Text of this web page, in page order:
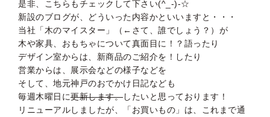
是非、こちらもチェックして下さい(^_-)-☆
新設のブログが、どういった内容かといいますと・・・
当社「木のマイスター」（←さて、誰でしょう？）が
木や家具、おもちゃについて真面目に！？語ったり
デザイン室からは、新商品のご紹介を！したり
営業からは、展示会などの様子などを
そして、地元神戸のおでかけ日記なども
毎週木曜日に更新します。したいと思っております！
リニューアルしましたが、「お買いもの」は、これまで通